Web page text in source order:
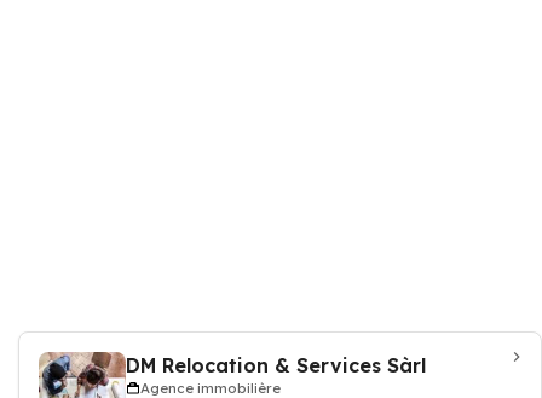
DM Relocation & Services Sàrl
Agence immobilière